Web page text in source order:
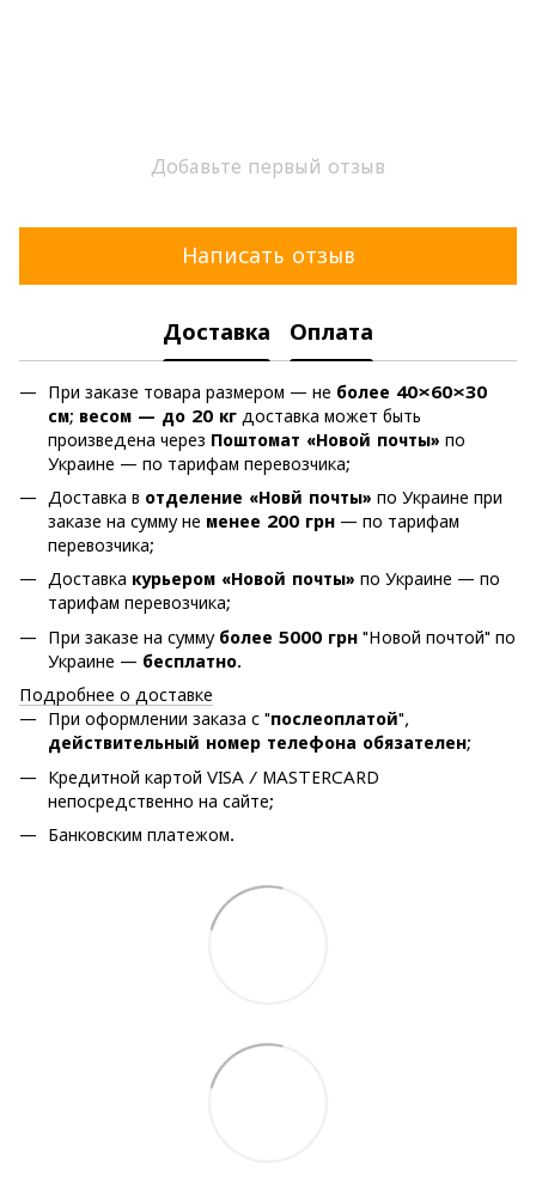
Добавьте первый отзыв
Написать отзыв
Доставка Оплата
При заказе товара размером — не более 40×60×30
см; весом — до 20 кг доставка может быть
произведена через Поштомат «Новой почты» по
Украине — по тарифам перевозчика;
Доставка в отделение «Новй почты» по Украине при
заказе на сумму не менее 200 грн — по тарифам
перевозчика;
Доставка курьером «Новой почты» по Украине — по
тарифам перевозчика;
При заказе на сумму более 5000 грн "Новой почтой" по
Украине — бесплатно.
Подробнее о доставке
При оформлении заказа с "послеоплатой",
действительный номер телефона обязателен;
Кредитной картой VISA / MASTERCARD
непосредственно на сайте;
Банковским платежом.